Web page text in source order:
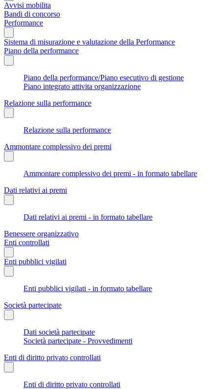
Avvisi mobilita
Bandi di concorso
Performance
Sistema di misurazione e valutazione della Performance
Piano della performance
Piano della performance/Piano esecutivo di gestione
Piano integrato attivita organizzazione
Relazione sulla performance
Relazione sulla performance
Ammontare complessivo dei premi
Ammontare complessivo dei premi - in formato tabellare
Dati relativi ai premi
Dati relativi ai premi - in formato tabellare
Benessere organizzativo
Enti controllati
Enti pubblici vigilati
Enti pubblici vigilati - in formato tabellare
Società partecipate
Dati società partecipate
Società partecipate - Provvedimenti
Enti di diritto privato controllati
Enti di diritto privato controllati